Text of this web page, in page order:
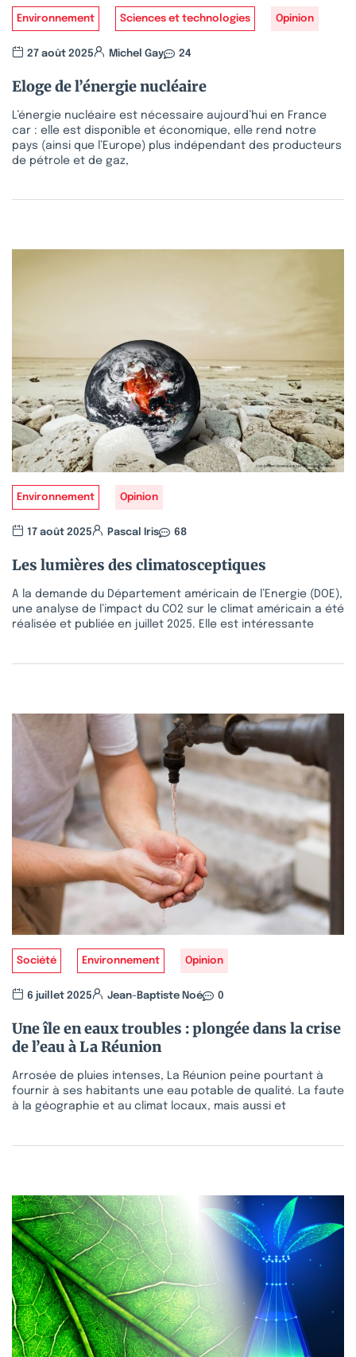
Environnement Sciences et technologies Opinion
27 août 2025 Michel Gay 24
Eloge de l’énergie nucléaire
L’énergie nucléaire est nécessaire aujourd’hui en France
car : elle est disponible et économique, elle rend notre
pays (ainsi que l’Europe) plus indépendant des producteurs
de pétrole et de gaz,
Environnement Opinion
17 août 2025 Pascal Iris 68
Les lumières des climatosceptiques
A la demande du Département américain de l’Energie (DOE),
une analyse de l’impact du CO2 sur le climat américain a été
réalisée et publiée en juillet 2025. Elle est intéressante
Société Environnement Opinion
6 juillet 2025 Jean-Baptiste Noé 0
Une île en eaux troubles : plongée dans la crise
de l’eau à La Réunion
Arrosée de pluies intenses, La Réunion peine pourtant à
fournir à ses habitants une eau potable de qualité. La faute
à la géographie et au climat locaux, mais aussi et